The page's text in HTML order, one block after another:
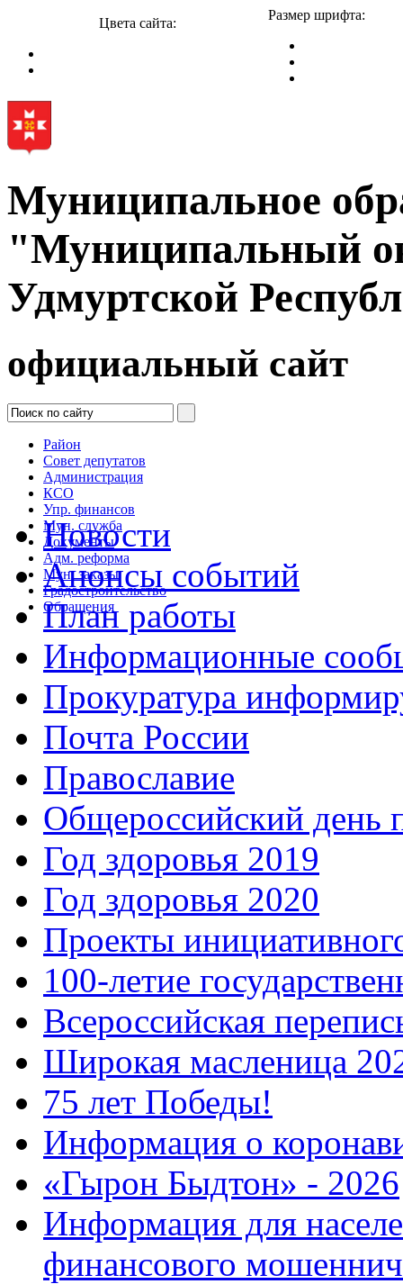
Цвета сайта:
Размер шрифта:
Муниципальное
"Муниципальный
Удмуртской
официальный сайт
Район
Совет депутатов
Администрация
КСО
Упр. финансов
Мун. служба
Документы
Адм. реформа
Мун. заказы
Градостроительство
Обращения
Новости
Анонсы событий
План работы
Информационные
Прокуратура
Почта России
Православие
Общероссийский день
Год здоровья 2019
Год здоровья 2020
Проекты
100-летие
Всероссийская
Широкая масленица
75 лет Победы!
Информация о
«Гырон Быдтон» - 2026
Информация для
финансового